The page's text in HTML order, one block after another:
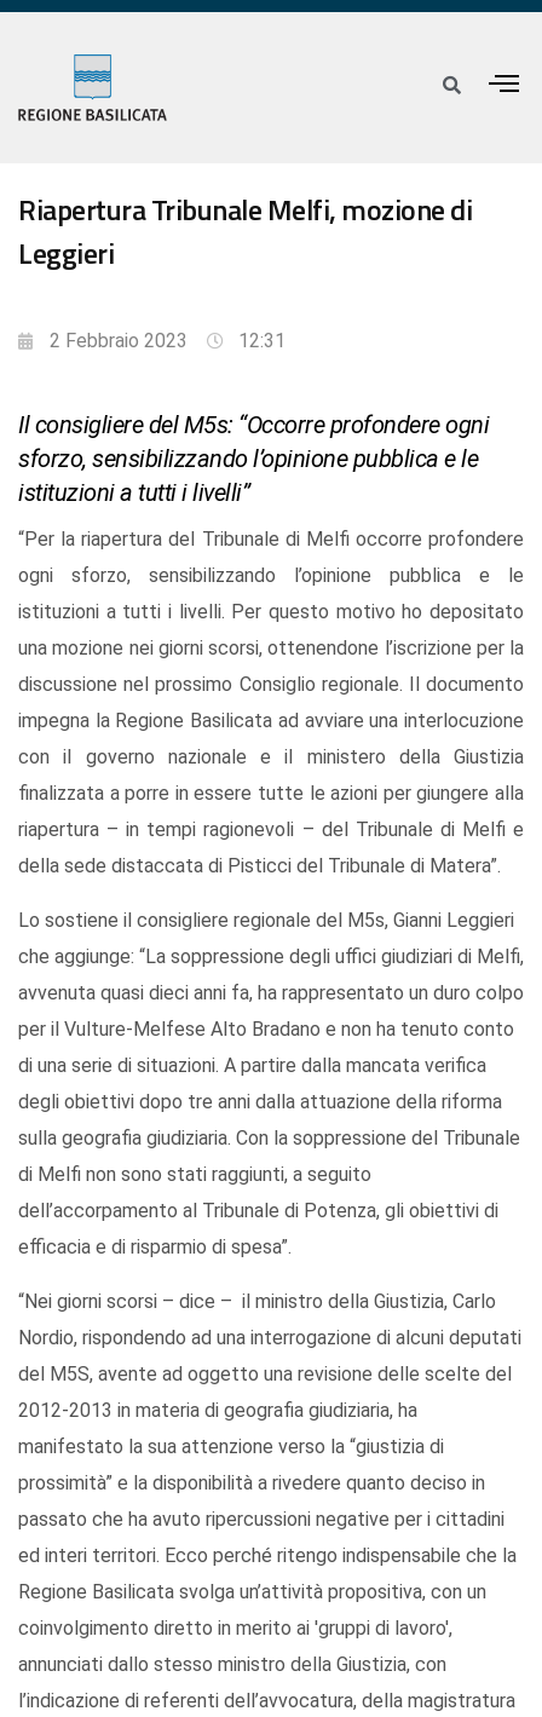
Riapertura Tribunale Melfi, mozione di
Leggieri
2 Febbraio 2023 12:31
Il consigliere del M5s: “Occorre profondere ogni
sforzo, sensibilizzando l’opinione pubblica e le
istituzioni a tutti i livelli”
“Per la riapertura del Tribunale di Melfi occorre profondere
ogni sforzo, sensibilizzando l’opinione pubblica e le
istituzioni a tutti i livelli. Per questo motivo ho depositato
una mozione nei giorni scorsi, ottenendone l’iscrizione per la
discussione nel prossimo Consiglio regionale. Il documento
impegna la Regione Basilicata ad avviare una interlocuzione
con il governo nazionale e il ministero della Giustizia
finalizzata a porre in essere tutte le azioni per giungere alla
riapertura – in tempi ragionevoli – del Tribunale di Melfi e
della sede distaccata di Pisticci del Tribunale di Matera”.
Lo sostiene il consigliere regionale del M5s, Gianni Leggieri
che aggiunge: “La soppressione degli uffici giudiziari di Melfi,
avvenuta quasi dieci anni fa, ha rappresentato un duro colpo
per il Vulture-Melfese Alto Bradano e non ha tenuto conto
di una serie di situazioni. A partire dalla mancata verifica
degli obiettivi dopo tre anni dalla attuazione della riforma
sulla geografia giudiziaria. Con la soppressione del Tribunale
di Melfi non sono stati raggiunti, a seguito
dell’accorpamento al Tribunale di Potenza, gli obiettivi di
efficacia e di risparmio di spesa”.
“Nei giorni scorsi – dice – il ministro della Giustizia, Carlo
Nordio, rispondendo ad una interrogazione di alcuni deputati
del M5S, avente ad oggetto una revisione delle scelte del
2012-2013 in materia di geografia giudiziaria, ha
manifestato la sua attenzione verso la “giustizia di
prossimità” e la disponibilità a rivedere quanto deciso in
passato che ha avuto ripercussioni negative per i cittadini
ed interi territori. Ecco perché ritengo indispensabile che la
Regione Basilicata svolga un’attività propositiva, con un
coinvolgimento diretto in merito ai 'gruppi di lavoro',
annunciati dallo stesso ministro della Giustizia, con
l’indicazione di referenti dell’avvocatura, della magistratura